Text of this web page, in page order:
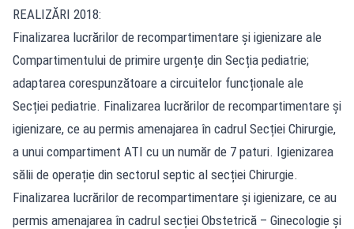
REALIZĂRI 2018:
Finalizarea lucrărilor de recompartimentare și igienizare ale
Compartimentului de primire urgențe din Secția pediatrie;
adaptarea corespunzătoare a circuitelor funcționale ale
Secției pediatrie. Finalizarea lucrărilor de recompartimentare și
igienizare, ce au permis amenajarea în cadrul Secției Chirurgie,
a unui compartiment ATI cu un număr de 7 paturi. Igienizarea
sălii de operație din sectorul septic al secției Chirurgie.
Finalizarea lucrărilor de recompartimentare și igienizare, ce au
permis amenajarea în cadrul secției Obstetrică – Ginecologie și